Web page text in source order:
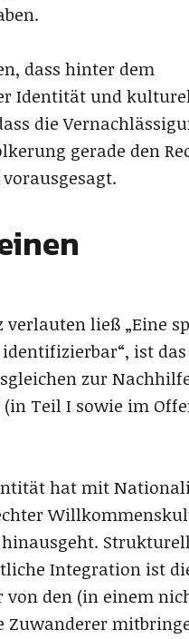
dass hinter dem
Identität und
die
gerade den
ließ „Eine
ist
zur
Teil I sowie im
hat mit
Integration ist
von den (in einem
Zuwanderer